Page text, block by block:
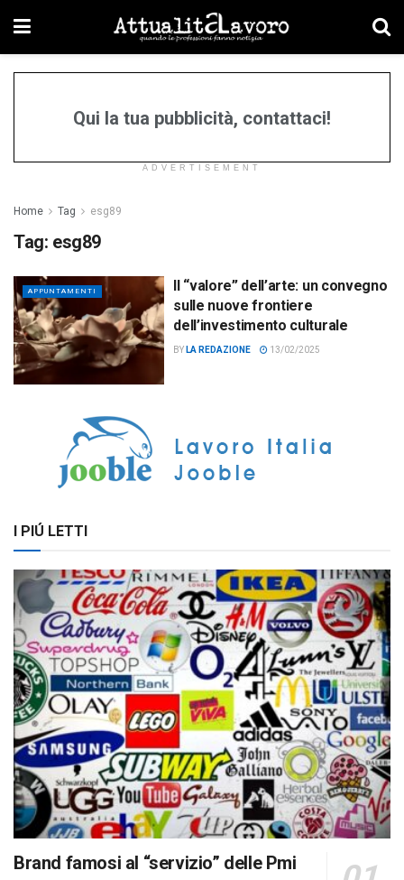
Qui la tua pubblicità, contattaci!
ADVERTISEMENT
Home Tag esg89
Tag: esg89
APPUNTAMENTI
Il “valore” dell’arte: un convegno
sulle nuove frontiere
dell’investimento culturale
BY LA REDAZIONE 13/02/2025
I PIÚ LETTI
Brand famosi al “servizio” delle Pmi